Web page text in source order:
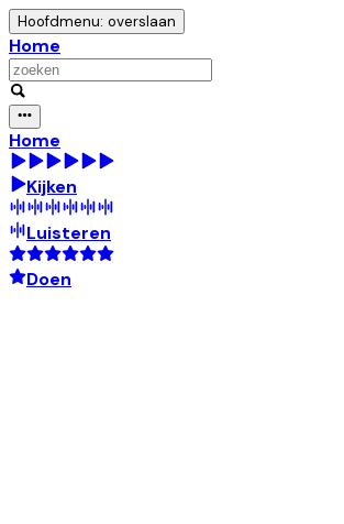
Hoofdmenu: overslaan
Home
Home
Kijken
Luisteren
Doen